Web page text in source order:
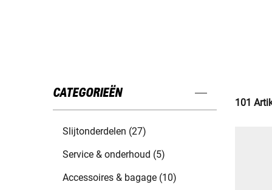
CATEGORIEËN
Slijtonderdelen (27)
Service & onderhoud (5)
Accessoires & bagage (10)
101